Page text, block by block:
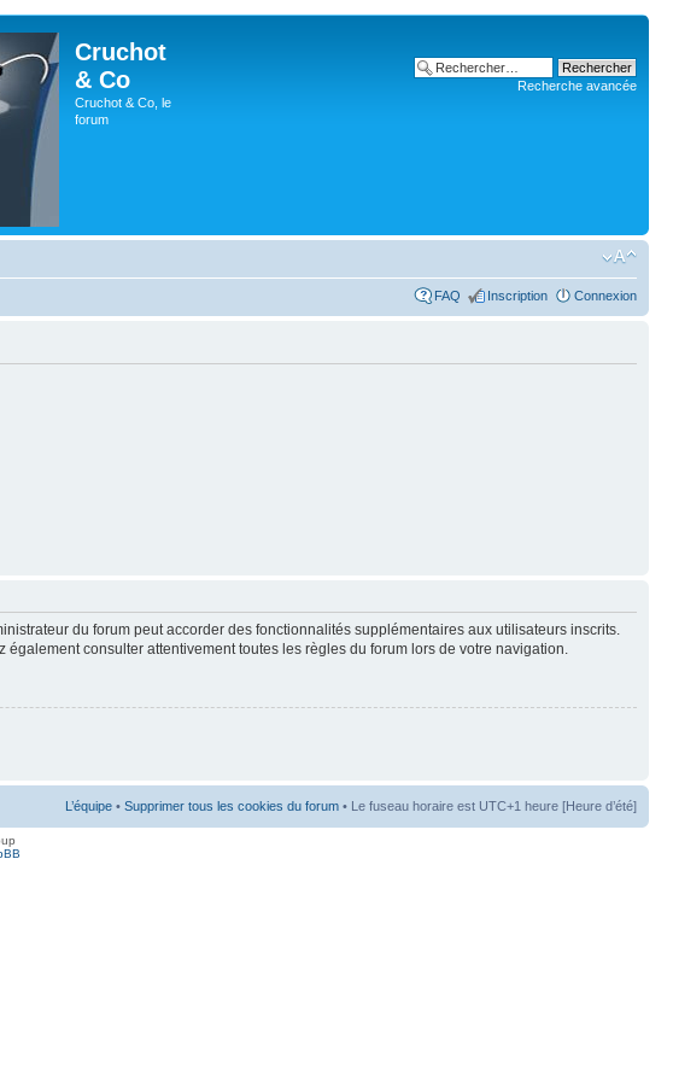
Cruchot
& Co
Cruchot & Co, le
forum
Recherche avancée
FAQ Inscription Connexion
du forum peut accorder des fonctionnalités supplémentaires aux utilisateurs inscrits.
consulter attentivement toutes les règles du forum lors de votre navigation.
L’équipe • Supprimer tous les cookies du forum • Le fuseau horaire est UTC+1 heure [Heure d’été]